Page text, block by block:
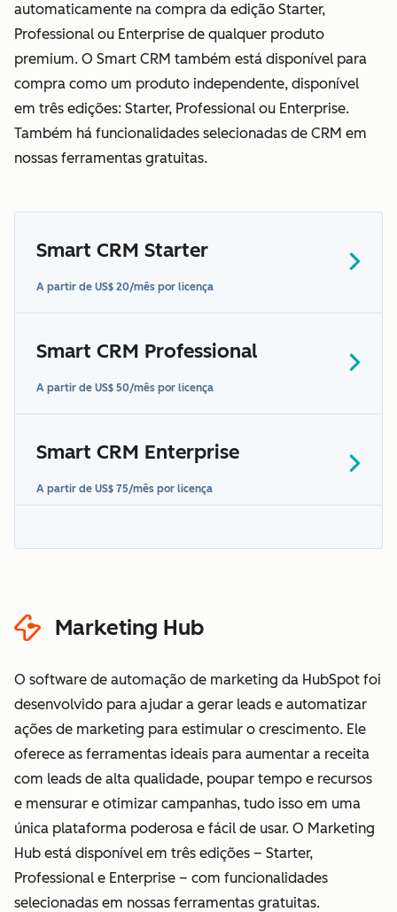
automaticamente na compra da edição Starter,
Professional ou Enterprise de qualquer produto
premium. O Smart CRM também está disponível para
compra como um produto independente, disponível
em três edições: Starter, Professional ou Enterprise.
Também há funcionalidades selecionadas de CRM em
nossas ferramentas gratuitas.
Smart CRM Starter
A partir de US$ 20/mês por licença
Smart CRM Professional
A partir de US$ 50/mês por licença
Smart CRM Enterprise
A partir de US$ 75/mês por licença
"Dados
Sensíveis"
Termos de
Marketing Hub
O software de automação de marketing da HubSpot foi
desenvolvido para ajudar a gerar leads e automatizar
ações de marketing para estimular o crescimento. Ele
oferece as ferramentas ideais para aumentar a receita
com leads de alta qualidade, poupar tempo e recursos
e mensurar e otimizar campanhas, tudo isso em uma
única plataforma poderosa e fácil de usar. O Marketing
Hub está disponível em três edições – Starter,
Professional e Enterprise – com funcionalidades
selecionadas em nossas ferramentas gratuitas.